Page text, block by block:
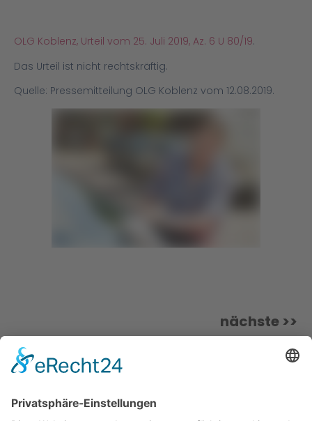
OLG Koblenz, Urteil vom 25. Juli 2019, Az. 6 U 80/19.
Das Urteil ist nicht rechtskräftig.
Quelle: Pressemitteilung OLG Koblenz vom 12.08.2019.
nächste >>